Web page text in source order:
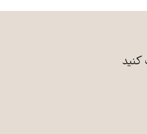
کنید